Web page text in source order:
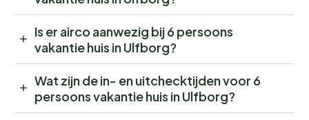
Is er airco aanwezig bij 6 persoons
vakantie huis in Ulfborg?
Wat zijn de in- en uitchecktijden voor 6
persoons vakantie huis in Ulfborg?